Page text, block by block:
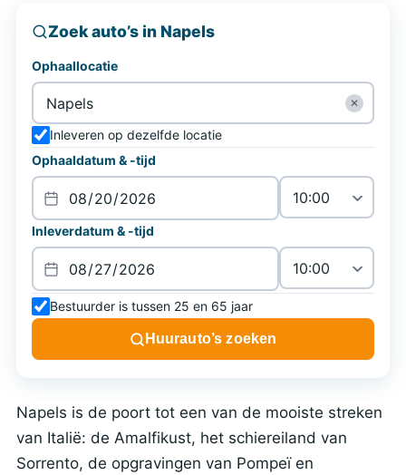
Napels is de poort tot een van de mooiste streken
van Italië: de Amalfikust, het schiereiland van
Sorrento, de opgravingen van Pompeï en
Zoek auto’s in Napels
Ophaallocatie
✕
Inleveren op dezelfde locatie
Ophaaldatum & -tijd
Inleverdatum & -tijd
Bestuurder is tussen 25 en 65 jaar
Huurauto’s zoeken